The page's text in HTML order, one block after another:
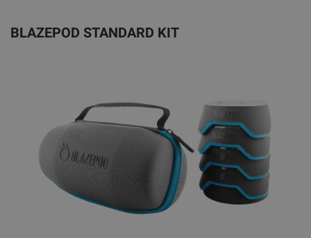
BLAZEPOD STANDARD KIT